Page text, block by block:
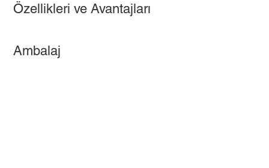
Özellikleri ve Avantajları
Ambalaj